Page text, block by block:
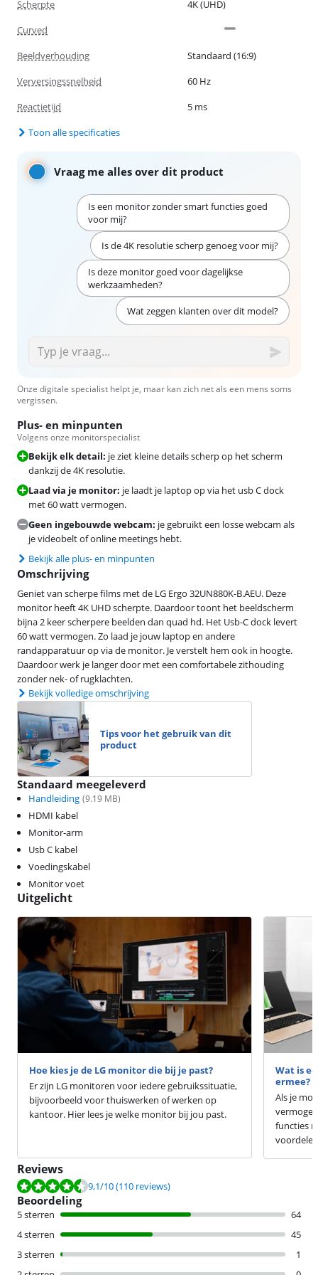
Scherpte
4K (UHD)
Curved
Beeldverhouding
Standaard (16:9)
Verversingssnelheid
60 Hz
Reactietijd
5 ms
Toon alle specificaties
Vraag me alles over dit product
Is een monitor zonder smart functies goed
voor mij?
Is de 4K resolutie scherp genoeg voor mij?
Is deze monitor goed voor dagelijkse
werkzaamheden?
Wat zeggen klanten over dit model?
Onze digitale specialist helpt je, maar kan zich net als een mens soms
vergissen.
Plus- en minpunten
Volgens onze monitorspecialist
Bekijk elk detail: je ziet kleine details scherp op het scherm
dankzij de 4K resolutie.
Laad via je monitor: je laadt je laptop op via het usb C dock
met 60 watt vermogen.
Geen ingebouwde webcam: je gebruikt een losse webcam als
je videobelt of online meetings hebt.
Bekijk alle plus- en minpunten
Omschrijving
Geniet van scherpe films met de LG Ergo 32UN880K-B.AEU. Deze
monitor heeft 4K UHD scherpte. Daardoor toont het beeldscherm
bijna 2 keer scherpere beelden dan quad hd. Het Usb-C dock levert
60 watt vermogen. Zo laad je jouw laptop en andere
randapparatuur op via de monitor. Je verstelt hem ook in hoogte.
Daardoor werk je langer door met een comfortabele zithouding
zonder nek- of rugklachten.
Bekijk volledige omschrijving
Tips voor het gebruik van dit
product
Standaard meegeleverd
Handleiding (9.19 MB)
HDMI kabel
Monitor-arm
Usb C kabel
Voedingskabel
Monitor voet
Uitgelicht
Hoe kies je de LG monitor die bij je past?
Er zijn LG monitoren voor iedere gebruikssituatie,
bijvoorbeeld voor thuiswerken of werken op
kantoor. Hier lees je welke monitor bij jou past.
Wat is
ermee?
Als je
functies
Reviews
Beoordeling is 9,1 van de 10, gebaseerd op 110 reviews.
9,1/10(110 reviews)
Beoordeling
5 sterren
64
4 sterren
45
3 sterren
1